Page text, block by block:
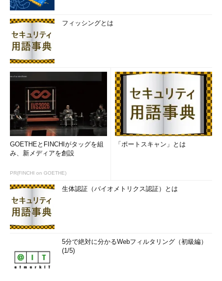
フィッシングとは
GOETHEとFINCHIがタッグを組
み、新メディアを創設
PR(FINCHI on GOETHE)
「ポートスキャン」とは
生体認証（バイオメトリクス認証）とは
5分で絶対に分かるWebフィルタリング（初級編）
(1/5)